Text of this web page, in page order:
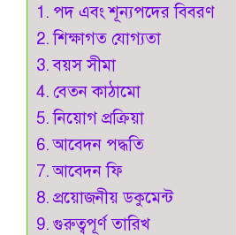
পদ এবং শূন্যপদের বিবরণ
শিক্ষাগত যোগ্যতা
বয়স সীমা
বেতন কাঠামো
নিয়োগ প্রক্রিয়া
আবেদন পদ্ধতি
আবেদন ফি
প্রয়োজনীয় ডকুমেন্ট
গুরুত্বপূর্ণ তারিখ